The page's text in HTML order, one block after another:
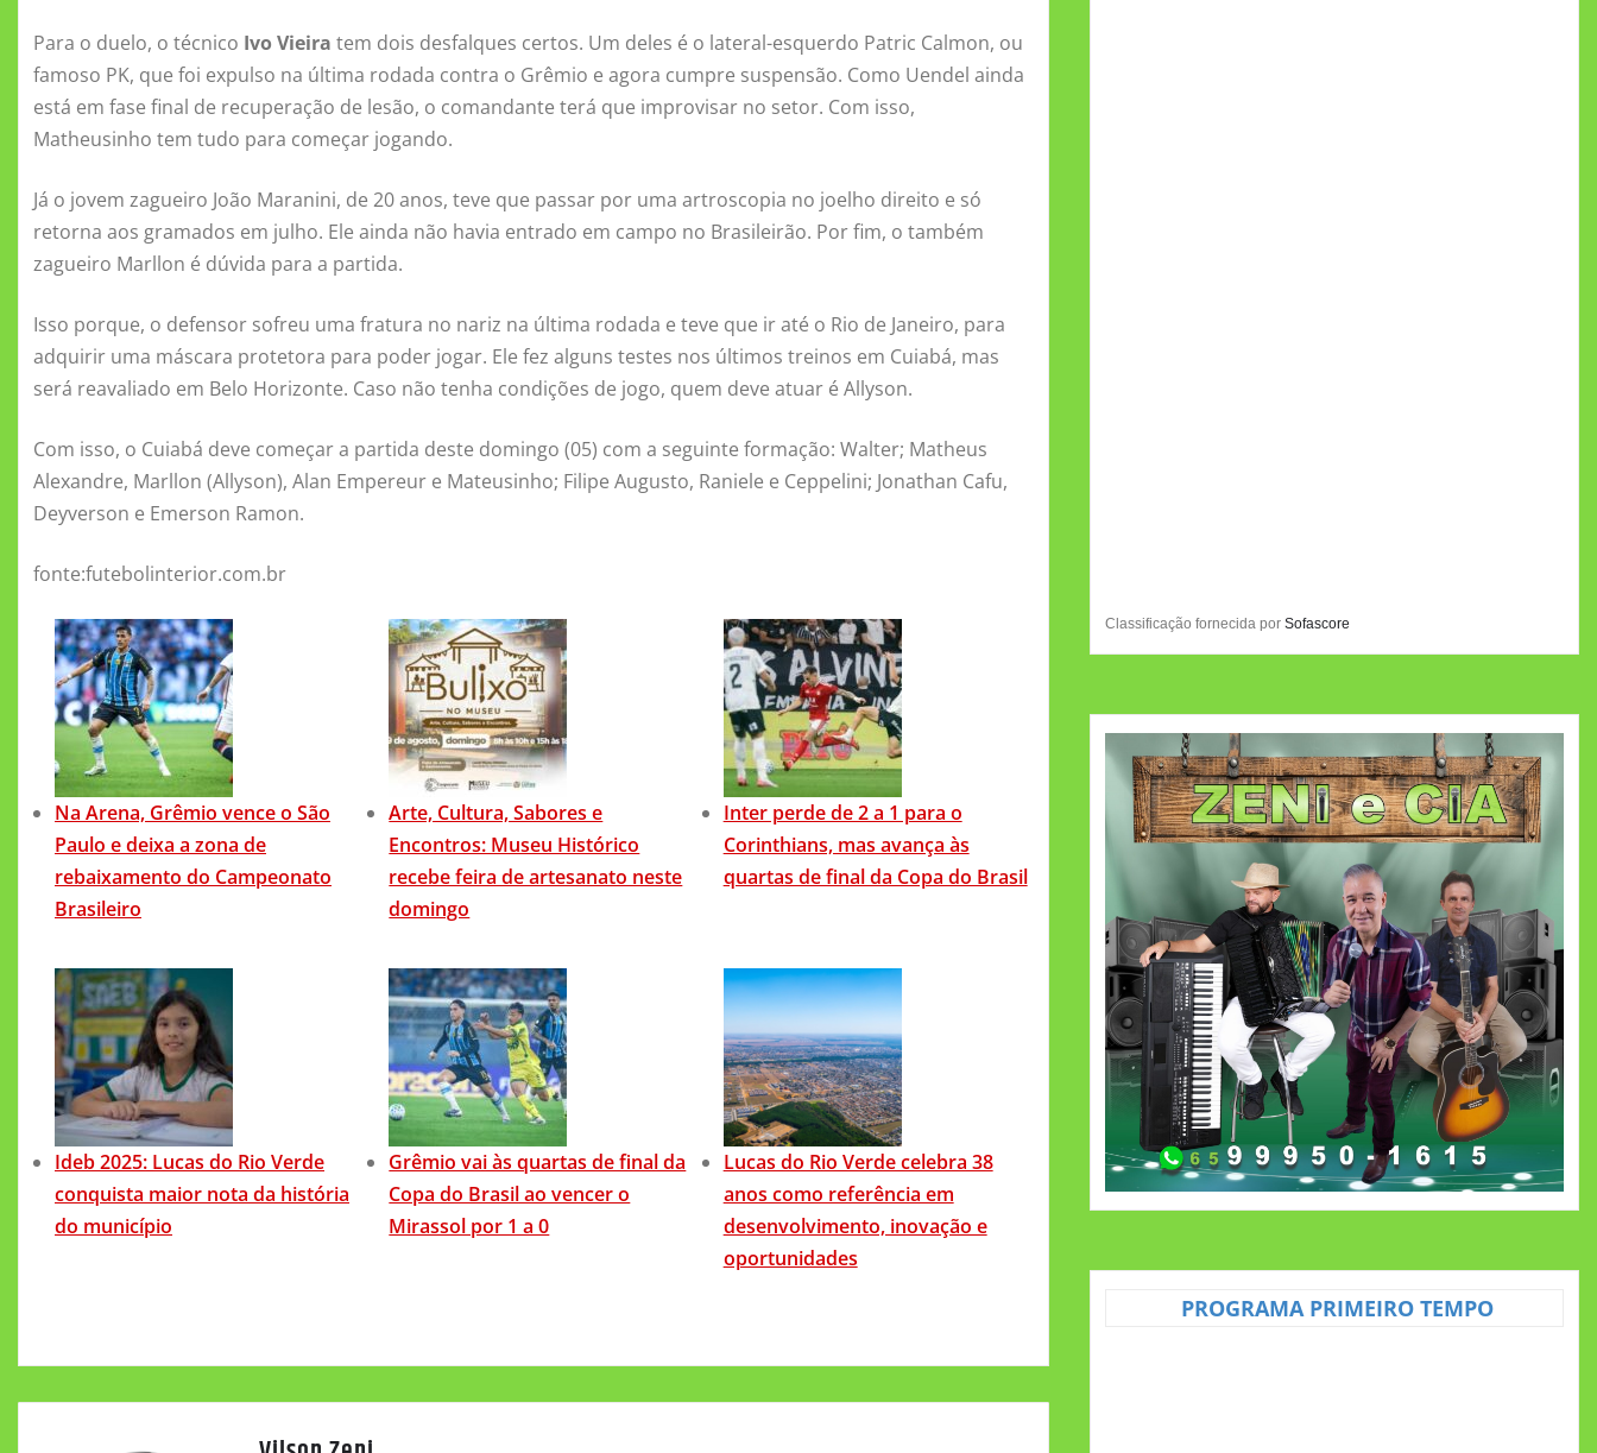
o
o
k
p
p
g
er
a
ss
ni
ki
m
Para o duelo, o técnico Ivo Vieira tem dois desfalques certos. Um deles é o lateral-esquerdo Patric Calmon, ou
famoso PK, que foi expulso na última rodada contra o Grêmio e agora cumpre suspensão. Como Uendel ainda
está em fase final de recuperação de lesão, o comandante terá que improvisar no setor. Com isso,
Matheusinho tem tudo para começar jogando.
Já o jovem zagueiro João Maranini, de 20 anos, teve que passar por uma artroscopia no joelho direito e só
retorna aos gramados em julho. Ele ainda não havia entrado em campo no Brasileirão. Por fim, o também
zagueiro Marllon é dúvida para a partida.
Isso porque, o defensor sofreu uma fratura no nariz na última rodada e teve que ir até o Rio de Janeiro, para
adquirir uma máscara protetora para poder jogar. Ele fez alguns testes nos últimos treinos em Cuiabá, mas
será reavaliado em Belo Horizonte. Caso não tenha condições de jogo, quem deve atuar é Allyson.
Com isso, o Cuiabá deve começar a partida deste domingo (05) com a seguinte formação: Walter; Matheus
Alexandre, Marllon (Allyson), Alan Empereur e Mateusinho; Filipe Augusto, Raniele e Ceppelini; Jonathan Cafu,
Deyverson e Emerson Ramon.
fonte:futebolinterior.com.br
Na Arena, Grêmio vence o São
Paulo e deixa a zona de
rebaixamento do Campeonato
Brasileiro
Arte, Cultura, Sabores e
Encontros: Museu Histórico
recebe feira de artesanato neste
domingo
Inter perde de 2 a 1 para o
Corinthians, mas avança às
quartas de final da Copa do Brasil
Ideb 2025: Lucas do Rio Verde
conquista maior nota da história
do município
Grêmio vai às quartas de final da
Copa do Brasil ao vencer o
Mirassol por 1 a 0
Lucas do Rio Verde celebra 38
anos como referência em
desenvolvimento, inovação e
oportunidades
Classificação fornecida por Sofascore
PROGRAMA PRIMEIRO TEMPO